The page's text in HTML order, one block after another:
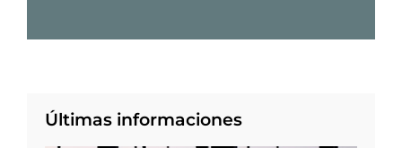
Últimas informaciones